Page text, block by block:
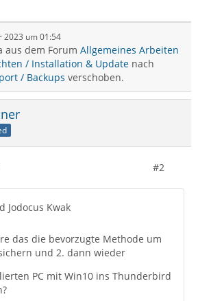
2023 um 01:54
aus dem Forum Allgemeines Arbeiten
/ Installation & Update nach
/ Backups verschoben.
#2
Jodocus Kwak
das die bevorzugte Methode um
und 2. dann wieder
PC mit Win10 ins Thunderbird